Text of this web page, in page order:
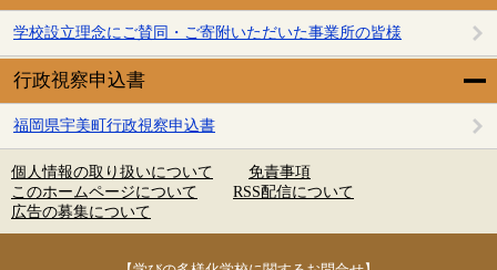
学校設立理念にご賛同・ご寄附いただいた事業所の皆様
行政視察申込書
福岡県宇美町行政視察申込書
個人情報の取り扱いについて
免責事項
このホームページについて
RSS配信について
広告の募集について